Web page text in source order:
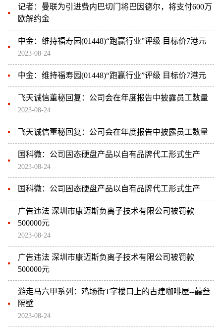
记者：曼联为引进费内巴切门将巴因德尔，将支付600万
欧解约金
中金：维持福寿园(01448)“跑赢行业”评级 目标价7港元
2023-08-24
中金：维持福寿园(01448)“跑赢行业”评级 目标价7港元
飞天诚信董秘回复：公司会在年度报告中披露员工数量
2023-08-24
飞天诚信董秘回复：公司会在年度报告中披露员工数量
国科微：公司固态硬盘产品以自有品牌代工形式生产
2023-08-24
国科微：公司固态硬盘产品以自有品牌代工形式生产
广告违法 深圳市康迈斯负离子技术有限公司被罚款
500000元
2023-08-24
广告违法 深圳市康迈斯负离子技术有限公司被罚款
500000元
游走马六甲系列：鸡场街T字楼口上的古建咖啡屋--囍叁
隔壁
2023-08-24